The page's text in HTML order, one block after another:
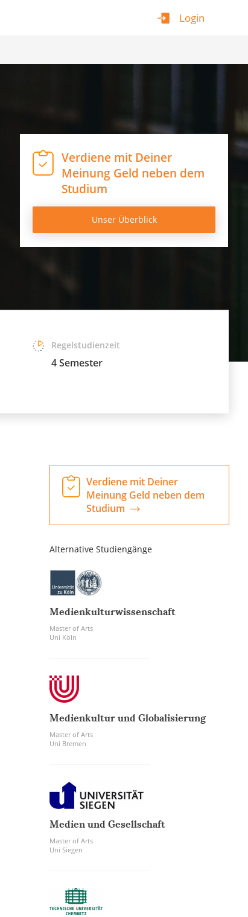
Login
Verdiene mit Deiner
Meinung Geld neben dem
Studium
Unser Überblick
Regelstudienzeit
4 Semester
Verdiene mit Deiner
Meinung Geld neben dem
Studium
Alternative Studiengänge
Medienkulturwissenschaft
Master of Arts
Uni Köln
Medienkultur und Globalisierung
Master of Arts
Uni Bremen
Medien und Gesellschaft
Master of Arts
Uni Siegen